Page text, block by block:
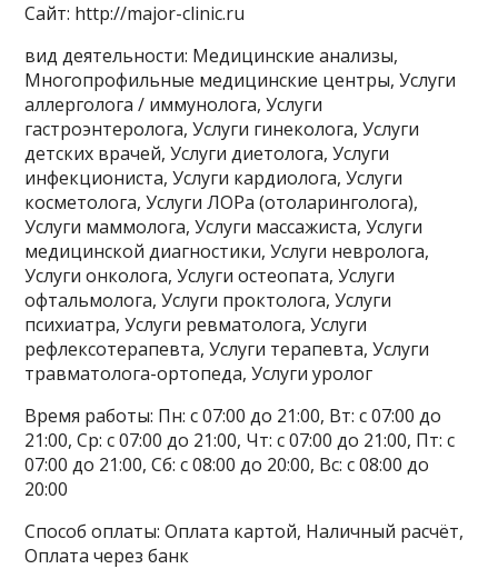
Сайт: http://major-clinic.ru
вид деятельности: Медицинские анализы,
Многопрофильные медицинские центры, Услуги
аллерголога / иммунолога, Услуги
гастроэнтеролога, Услуги гинеколога, Услуги
детских врачей, Услуги диетолога, Услуги
инфекциониста, Услуги кардиолога, Услуги
косметолога, Услуги ЛОРа (отоларинголога),
Услуги маммолога, Услуги массажиста, Услуги
медицинской диагностики, Услуги невролога,
Услуги онколога, Услуги остеопата, Услуги
офтальмолога, Услуги проктолога, Услуги
психиатра, Услуги ревматолога, Услуги
рефлексотерапевта, Услуги терапевта, Услуги
травматолога-ортопеда, Услуги уролог
Время работы: Пн: с 07:00 до 21:00, Вт: с 07:00 до
21:00, Ср: с 07:00 до 21:00, Чт: с 07:00 до 21:00, Пт: с
07:00 до 21:00, Сб: с 08:00 до 20:00, Вс: с 08:00 до
20:00
Способ оплаты: Оплата картой, Наличный расчёт,
Оплата через банк